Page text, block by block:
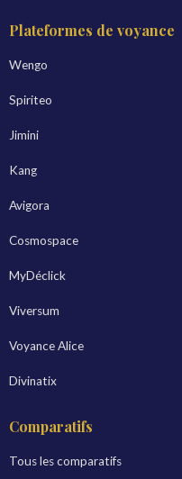
Plateformes de voyance
Wengo
Spiriteo
Jimini
Kang
Avigora
Cosmospace
MyDéclick
Viversum
Voyance Alice
Divinatix
Comparatifs
Tous les comparatifs